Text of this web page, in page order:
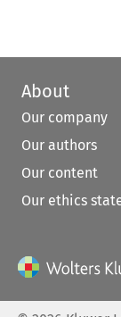
About
Our company
Our authors
Our content
Our ethics